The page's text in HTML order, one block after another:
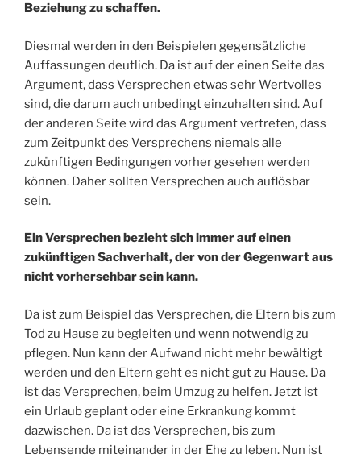
Beziehung zu schaffen.
Diesmal werden in den Beispielen gegensätzliche
Auffassungen deutlich. Da ist auf der einen Seite das
Argument, dass Versprechen etwas sehr Wertvolles
sind, die darum auch unbedingt einzuhalten sind. Auf
der anderen Seite wird das Argument vertreten, dass
zum Zeitpunkt des Versprechens niemals alle
zukünftigen Bedingungen vorher gesehen werden
können. Daher sollten Versprechen auch auflösbar
sein.
Ein Versprechen bezieht sich immer auf einen
zukünftigen Sachverhalt, der von der Gegenwart aus
nicht vorhersehbar sein kann.
Da ist zum Beispiel das Versprechen, die Eltern bis zum
Tod zu Hause zu begleiten und wenn notwendig zu
pflegen. Nun kann der Aufwand nicht mehr bewältigt
werden und den Eltern geht es nicht gut zu Hause. Da
ist das Versprechen, beim Umzug zu helfen. Jetzt ist
ein Urlaub geplant oder eine Erkrankung kommt
dazwischen. Da ist das Versprechen, bis zum
Lebensende miteinander in der Ehe zu leben. Nun ist